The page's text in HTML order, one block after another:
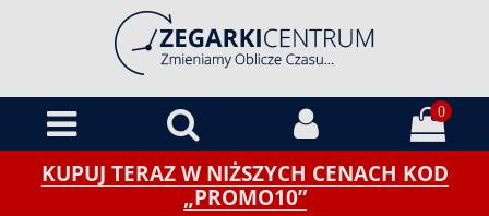
0
KUPUJ TERAZ W NIŻSZYCH CENACH KOD
„PROMO10”